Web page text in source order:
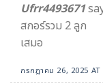
Ufrr4493671
สกอร์รวม 2 ลูก
เสมอ
กรกฎาคม 26, 2025 AT